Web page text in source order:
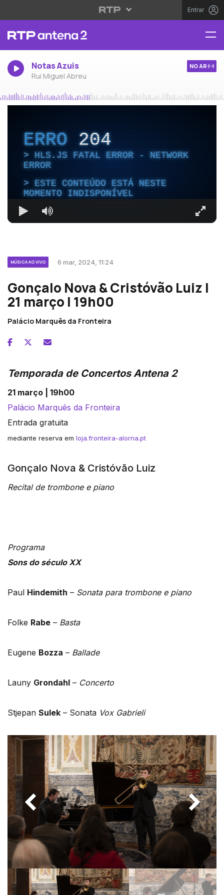
Entrar
Notas Azuis
Rui Miguel Abreu
NO AR
ERRO204
HLS.JS FATAL ERROR - NETWORK
ERROR
ESTE CONTEÚDO ESTÁ NESTE
MOMENTO INDISPONÍVEL
MÚSICA AO VIVO 6 mar, 2024, 11:24
Gonçalo Nova & Cristóvão Luiz |
21 março | 19h00
Palácio Marquês da Fronteira
Temporada de Concertos Antena 2
21 março | 19h00
Palácio Marquês da Fronteira
Entrada gratuita
mediante reserva em loja.fronteira-alorna.pt
Gonçalo Nova & Cristóvão Luiz
Recital de trombone e piano
Programa
Sons do século XX
Paul Hindemith – Sonata para trombone e piano
Folke Rabe – Basta
Eugene Bozza – Ballade
Launy Grondahl – Concerto
Stjepan Sulek – Sonata Vox Gabrieli